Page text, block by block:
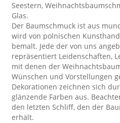
Seestern,
Glas.
Der Baumschmuck ist aus
wird von polnischen
bemalt. Jede der von uns
repräsentiert Leidenschaften,
mit denen der
Wünschen und Vorstellungen
Dekorationen zeichnen sich
glänzende Farben aus.
den letzten Schliff, den der
erhält.